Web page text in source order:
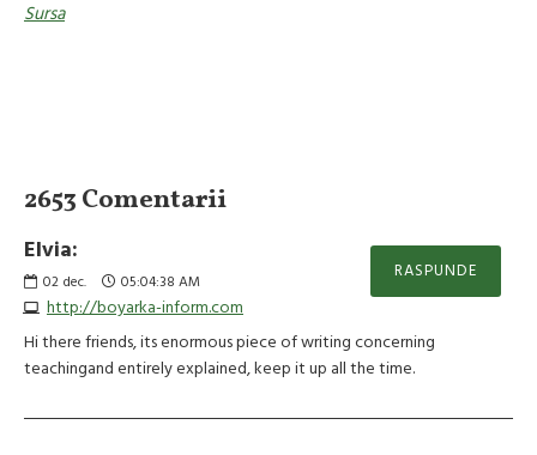
Sursa
2653 Comentarii
Elvia:
02 dec. 05:04:38 AM
http://boyarka-inform.com
RASPUNDE
Hi there friends, its enormous piece of writing concerning
teachingand entirely explained, keep it up all the time.